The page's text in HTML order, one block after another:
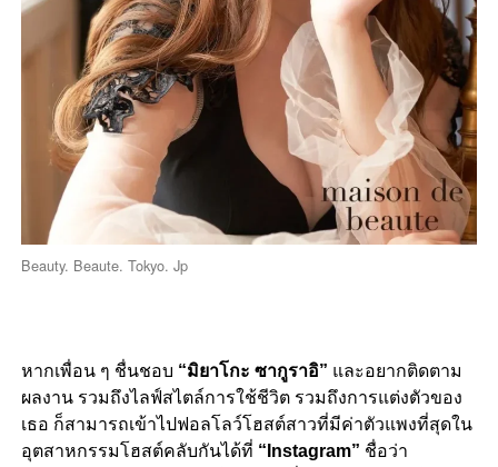
Beauty. Beaute. Tokyo. Jp
หากเพื่อน ๆ ชื่นชอบ “มิยาโกะ ซากูราอิ” และอยากติดตาม
ผลงาน รวมถึงไลฟ์สไตล์การใช้ชีวิต รวมถึงการแต่งตัวของ
เธอ ก็สามารถเข้าไปฟอลโลว์โฮสต์สาวที่มีค่าตัวแพงที่สุดใน
อุตสาหกรรมโฮสต์คลับกันได้ที่ “Instagram” ชื่อว่า